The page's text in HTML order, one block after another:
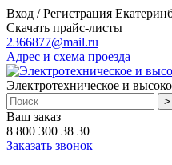
Вход / Регистрация
Скачать прайс-листы
2366877@mail.ru
Адрес и схема проезда
Электротехническое и
Ваш заказ
8 800 300 38 30
Заказать звонок